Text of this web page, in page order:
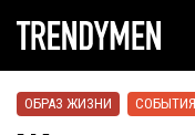
ОБРАЗ ЖИЗНИ СОБЫТИЯ